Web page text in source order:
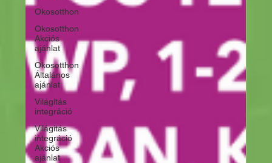
Okosotthon
Okosotthon
Akciós
ajánlat
Okosotthon
Általános
ajánlat
Világítás
integráció
Világítás
integráció
Akciós
ajánlat